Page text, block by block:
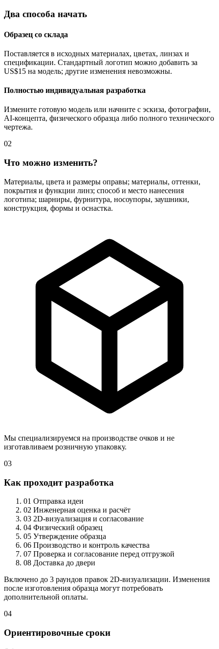
Два способа начать
Образец со склада
Поставляется в исходных материалах, цветах, линзах и
спецификации. Стандартный логотип можно добавить за
US$15 на модель; другие изменения невозможны.
Полностью индивидуальная разработка
Измените готовую модель или начните с эскиза, фотографии,
AI-концепта, физического образца либо полного технического
чертежа.
02
Что можно изменить?
Материалы, цвета и размеры оправы; материалы, оттенки,
покрытия и функции линз; способ и место нанесения
логотипа; шарниры, фурнитура, носоупоры, заушники,
конструкция, формы и оснастка.
Мы специализируемся на производстве очков и не
изготавливаем розничную упаковку.
03
Как проходит разработка
01 Отправка идеи
02 Инженерная оценка и расчёт
03 2D-визуализация и согласование
04 Физический образец
05 Утверждение образца
06 Производство и контроль качества
07 Проверка и согласование перед отгрузкой
08 Доставка до двери
Включено до 3 раундов правок 2D-визуализации. Изменения
после изготовления образца могут потребовать
дополнительной оплаты.
04
Ориентировочные сроки